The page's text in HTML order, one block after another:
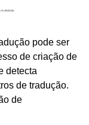
pode ser
de criação de
detecta
de tradução.
de